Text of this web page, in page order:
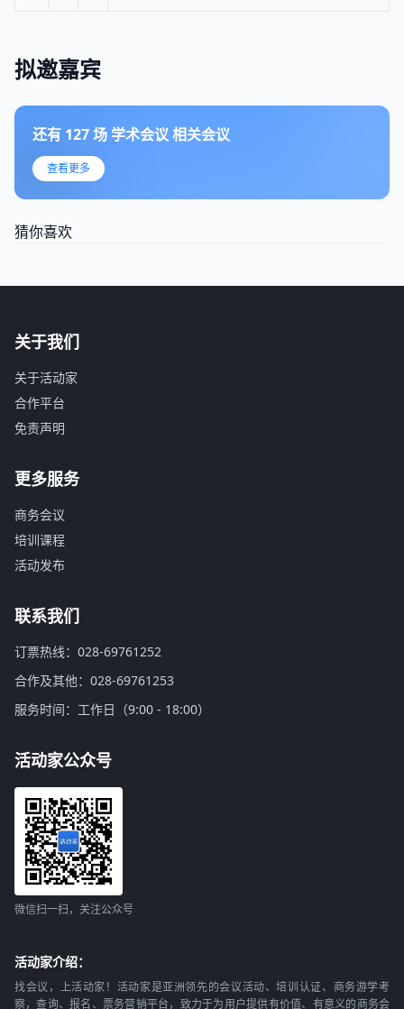
拟邀嘉宾
还有 127场 学术会议 相关会议
查看更多
猜你喜欢
关于我们
关于活动家
合作平台
免责声明
更多服务
商务会议
培训课程
活动发布
联系我们
订票热线：028-69761252
合作及其他：028-69761253
服务时间：工作日（9:00 - 18:00）
活动家公众号
微信扫一扫，关注公众号
活动家介绍：
找会议，上活动家！活动家是亚洲领先的会议活动、培训认证、商务游学考
察，查询、报名、票务营销平台，致力于为用户提供有价值、有意义的商务会